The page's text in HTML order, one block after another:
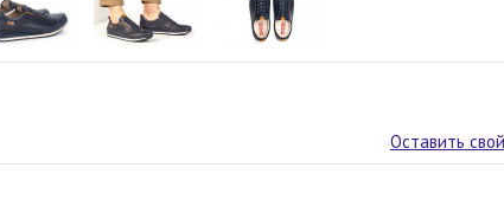
Оставить